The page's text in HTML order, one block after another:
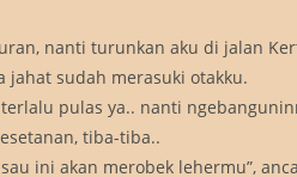
nanti turunkan aku di jalan
jahat sudah merasuki otakku.
pulas ya.. nanti
tiba-tiba..
ini akan merobek lehermu”,